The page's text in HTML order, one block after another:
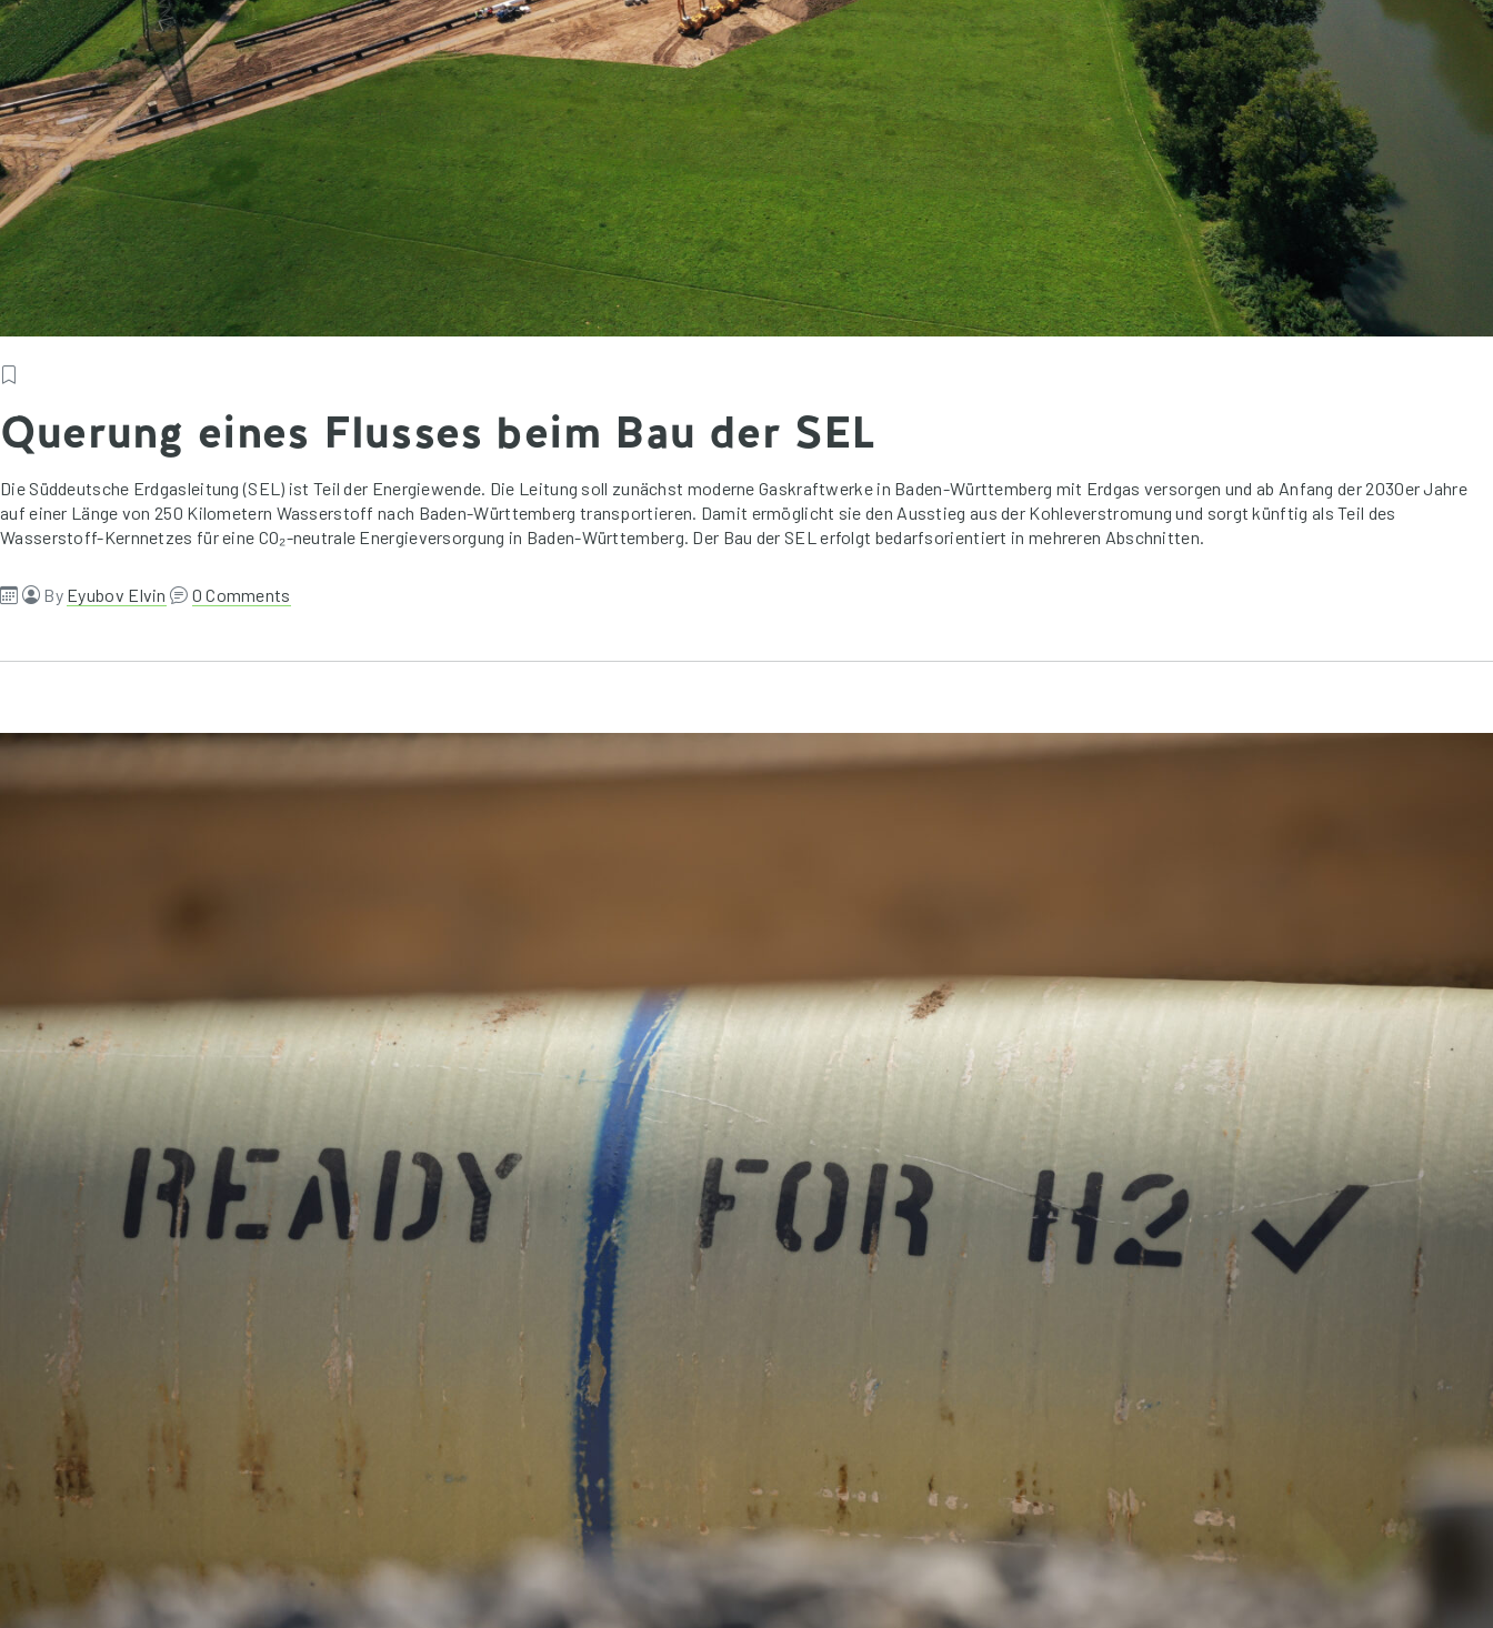
Querung eines Flusses beim Bau der SEL
Die Süddeutsche Erdgasleitung (SEL) ist Teil der Energiewende. Die Leitung soll zunächst moderne Gaskraftwerke in Baden-Württemberg mit Erdgas versorgen und ab Anfang der 2030er Jahre
auf einer Länge von 250 Kilometern Wasserstoff nach Baden-Württemberg transportieren. Damit ermöglicht sie den Ausstieg aus der Kohleverstromung und sorgt künftig als Teil des
Wasserstoff-Kernnetzes für eine CO₂-neutrale Energieversorgung in Baden-Württemberg. Der Bau der SEL erfolgt bedarfsorientiert in mehreren Abschnitten.
By Eyubov Elvin 0 Comments